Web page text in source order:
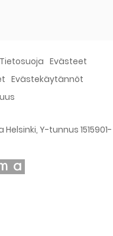
Tietosuoja Evästeet
Evästekäytännöt
Y-tunnus 1515901-